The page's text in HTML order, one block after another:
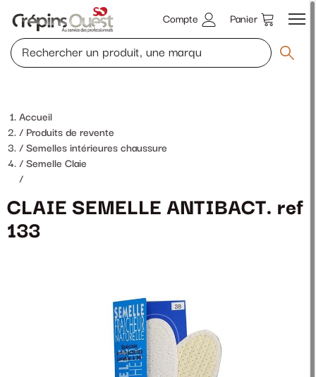
Compte Panier
Accueil
Produits de revente
Semelles intérieures chaussure
Semelle Claie
/
CLAIE SEMELLE ANTIBACT. ref
133